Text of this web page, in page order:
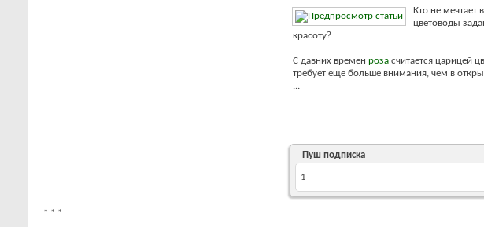
Кто не мечтает
цветоводы
красоту?
С давних времен розасчитается царицей
требует еще больше внимания, чем в
Пуш подписка
1
* * *